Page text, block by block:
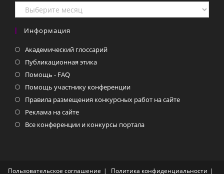
Архивы
СМИ
Информация
Академический глоссарий
Публикационная этика
Помощь - FAQ
Помощь участнику конференции
Правила размещения конкурсных работ на сайте
Реклама на сайте
Все конференции и конкурсы портала
Пользовательское соглашение Политика конфиденциальности